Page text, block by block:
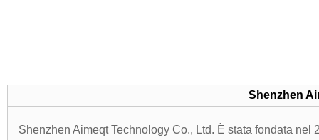
Shenzhen
Shenzhen Aimeqt Technology Co., Ltd. È stata fondata